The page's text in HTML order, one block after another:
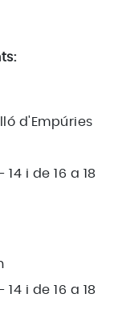
d'Empúries
i de 16 a 18
i de 16 a 18